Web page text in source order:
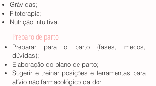
Grávidas;
Fitoterapia;
Nutrição intuitiva.
Preparo de parto
Preparar para o parto (fases, medos,
dúvidas);
Elaboração do plano de parto;
Sugerir e treinar posições e ferramentas para
alívio não farmacológico da dor